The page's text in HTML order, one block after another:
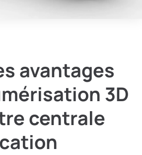
avantages
3D
centrale